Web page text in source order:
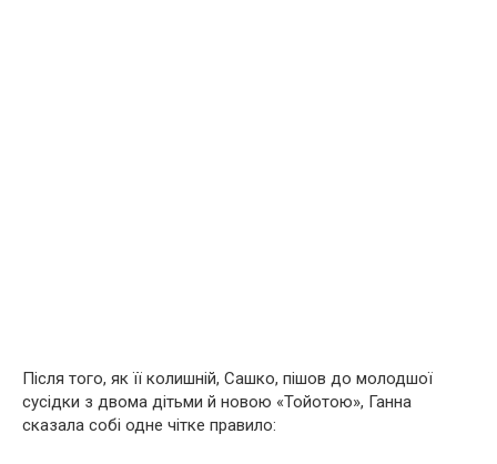
Після того, як її колишній, Сашко, пішов до молодшої
сусідки з двома дітьми й новою «Тойотою», Ганна
сказала собі одне чітке правило: